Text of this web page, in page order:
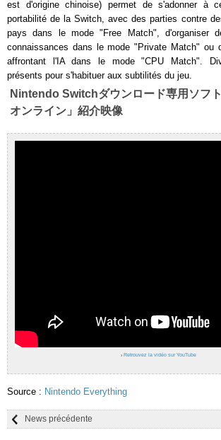
est d'origine chinoise) permet de s'adonner à
portabilité de la Switch, avec des parties contre
pays dans le mode "Free Match", d'organiser
connaissances dans le mode "Private Match" ou
affrontant l'IA dans le mode "CPU Match".
présents pour s'habituer aux subtilités du jeu.
Nintendo Switchダウンロード専用ソフ
オンライン」紹介映像
› Retrouvez la vidéo sur YouTube
Source : Nintendo Everything
News précédente